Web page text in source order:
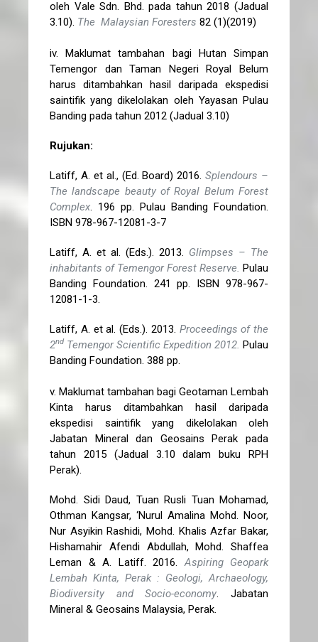
oleh Vale Sdn. Bhd. pada tahun 2018 (Jadual
3.10). The Malaysian Foresters 82 (1)(2019)
iv. Maklumat tambahan bagi Hutan Simpan
Temengor dan Taman Negeri Royal Belum
harus ditambahkan hasil daripada ekspedisi
saintifik yang dikelolakan oleh Yayasan Pulau
Banding pada tahun 2012 (Jadual 3.10)
Rujukan:
Latiff, A. et al., (Ed. Board) 2016.Splendours –
The landscape beauty of Royal Belum Forest
Complex. 196 pp. Pulau Banding Foundation.
ISBN 978-967-12081-3-7
Latiff, A. et al. (Eds.). 2013. Glimpses – The
inhabitants of Temengor Forest Reserve. Pulau
Banding Foundation. 241 pp. ISBN 978-967-
12081-1-3.
Latiff, A. et al. (Eds.). 2013. Proceedings of the
2nd Temengor Scientific Expedition 2012. Pulau
Banding Foundation. 388 pp.
v. Maklumat tambahan bagi Geotaman Lembah
Kinta harus ditambahkan hasil daripada
ekspedisi saintifik yang dikelolakan oleh
Jabatan Mineral dan Geosains Perak pada
tahun 2015 (Jadual 3.10 dalam buku RPH
Perak).
Mohd. Sidi Daud, Tuan Rusli Tuan Mohamad,
Othman Kangsar, ‘Nurul Amalina Mohd. Noor,
Nur Asyikin Rashidi, Mohd. Khalis Azfar Bakar,
Hishamahir Afendi Abdullah, Mohd. Shaffea
Leman & A. Latiff. 2016.Aspiring Geopark
Lembah Kinta, Perak : Geologi, Archaeology,
Biodiversity and Socio-economy. Jabatan
Mineral & Geosains Malaysia, Perak.